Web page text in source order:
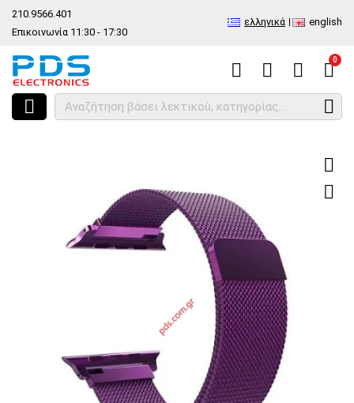
210.9566.401
Επικοινωνία 11:30 - 17:30
ελληνικά english
0
HOME Είδος Ανταλλακτικά και αξεσουάρ κινητών τηλέφωνων